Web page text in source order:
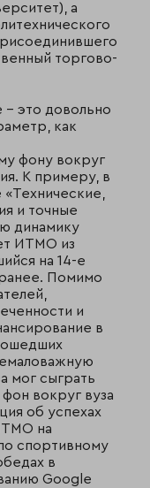
а
торгово-
– это довольно
как
фону вокруг
К примеру, в
и точные
динамику
ИТМО из
на 14-е
Помимо
и
в
мог сыграть
вокруг вуза
об успехах
на
спортивному
в
Google